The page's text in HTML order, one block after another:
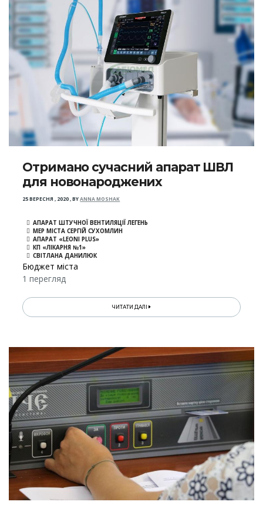
Отримано сучасний апарат ШВЛ
для новонароджених
25 ВЕРЕСНЯ , 2020,BYANNA MOSHAK
АПАРАТ ШТУЧНОЇ ВЕНТИЛЯЦІЇ ЛЕГЕНЬ
МЕР МІСТА СЕРГІЙ СУХОМЛИН
АПАРАТ «LEONI PLUS»
КП «ЛІКАРНЯ №1»
СВІТЛАНА ДАНИЛЮК
Бюджет міста
1 перегляд
ЧИТАТИ ДАЛІ